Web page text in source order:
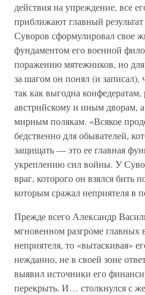
действия на упреждение, все
приближают главный
Суворов сформулировал свое
фундаментом его военной
поражению мятежников, но
за шагом он понял (и записал),
так как выгодна
австрийскому и иным дворам,
мирным полякам. «Всякое
бедственно для обывателей,
защищать — это ее главная
укреплению сил войны. У
враг, которого он взялся бить
которым сражал неприятеля в
Прежде всего Александр
мгновенном разгроме
неприятеля, то «вытаскивая»
нежданно, не в своей зоне
выявил источники его
перекрыть. И… столкнулся с